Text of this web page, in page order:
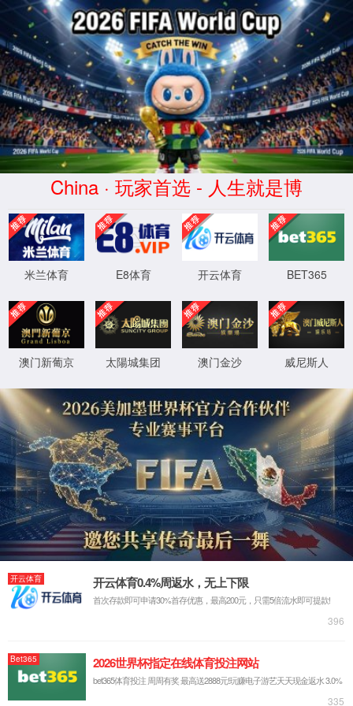
4 4
返回首页
XML 地图